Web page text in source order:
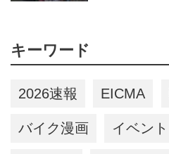
キーワード
2026速報 EICMA
バイク漫画 イベント